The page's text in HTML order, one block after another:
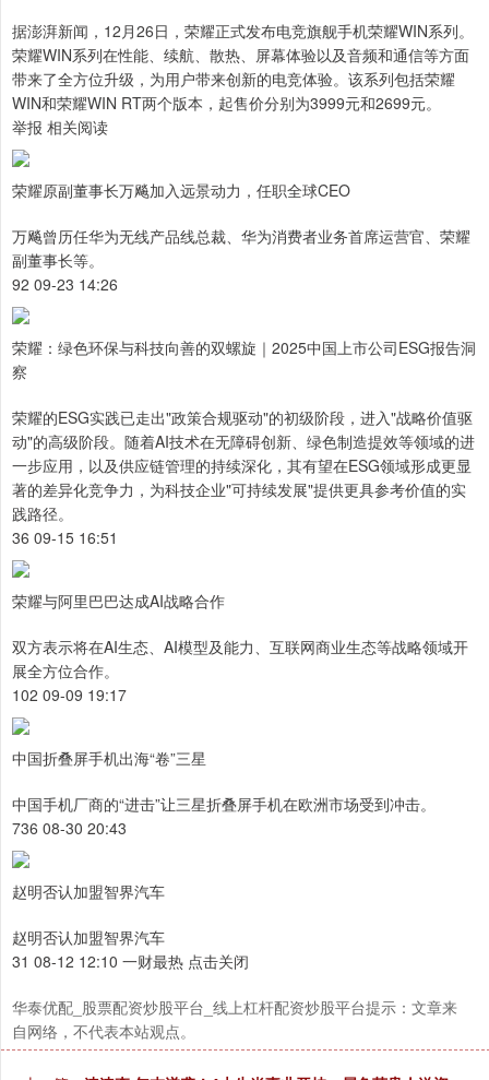
据澎湃新闻，12月26日，荣耀正式发布电竞旗舰手机荣耀WIN系列。
荣耀WIN系列在性能、续航、散热、屏幕体验以及音频和通信等方面
带来了全方位升级，为用户带来创新的电竞体验。该系列包括荣耀
WIN和荣耀WIN RT两个版本，起售价分别为3999元和2699元。
举报 相关阅读
荣耀原副董事长万飚加入远景动力，任职全球CEO
万飚曾历任华为无线产品线总裁、华为消费者业务首席运营官、荣耀
副董事长等。
92 09-23 14:26
荣耀：绿色环保与科技向善的双螺旋｜2025中国上市公司ESG报告洞
察
荣耀的ESG实践已走出"政策合规驱动"的初级阶段，进入"战略价值驱
动"的高级阶段。随着AI技术在无障碍创新、绿色制造提效等领域的进
一步应用，以及供应链管理的持续深化，其有望在ESG领域形成更显
著的差异化竞争力，为科技企业"可持续发展"提供更具参考价值的实
践路径。
36 09-15 16:51
荣耀与阿里巴巴达成AI战略合作
双方表示将在AI生态、AI模型及能力、互联网商业生态等战略领域开
展全方位合作。
102 09-09 19:17
中国折叠屏手机出海“卷”三星
中国手机厂商的“进击”让三星折叠屏手机在欧洲市场受到冲击。
736 08-30 20:43
赵明否认加盟智界汽车
赵明否认加盟智界汽车
31 08-12 12:10 一财最热 点击关闭
华泰优配_股票配资炒股平台_线上杠杆配资炒股平台提示：文章来
自网络，不代表本站观点。